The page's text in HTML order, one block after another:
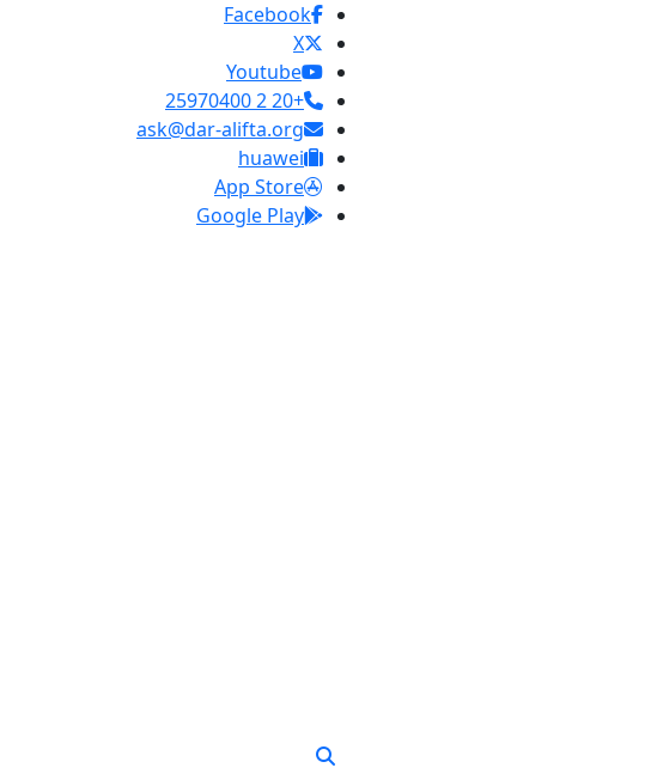
Facebook
X
Youtube
+20 2 25970400
ask@dar-alifta.org
huawei
App Store
Google Play